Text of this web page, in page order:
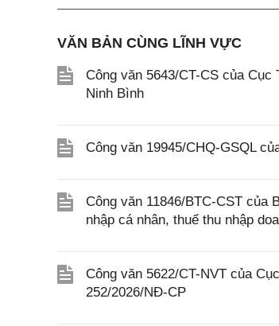
VĂN BẢN CÙNG LĨNH VỰC
Công văn 5643/CT-CS của
Ninh Bình
Công văn 19945/CHQ-GSQL
Công văn 11846/BTC-CST của
nhập cá nhân, thuế thu nhập
Công văn 5622/CT-NVT của
252/2026/NĐ-CP